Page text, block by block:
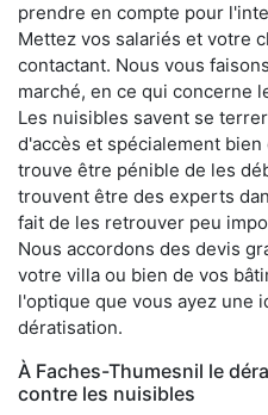
prendre en compte pour
Mettez vos salariés et votre
contactant. Nous vous
marché, en ce qui concerne
Les nuisibles savent se
d'accès et spécialement
trouve être pénible de les
trouvent être des experts
fait de les retrouver peu
Nous accordons des devis
votre villa ou bien de vos
l'optique que vous ayez une
dératisation.
À Faches-Thumesnil le
contre les nuisibles